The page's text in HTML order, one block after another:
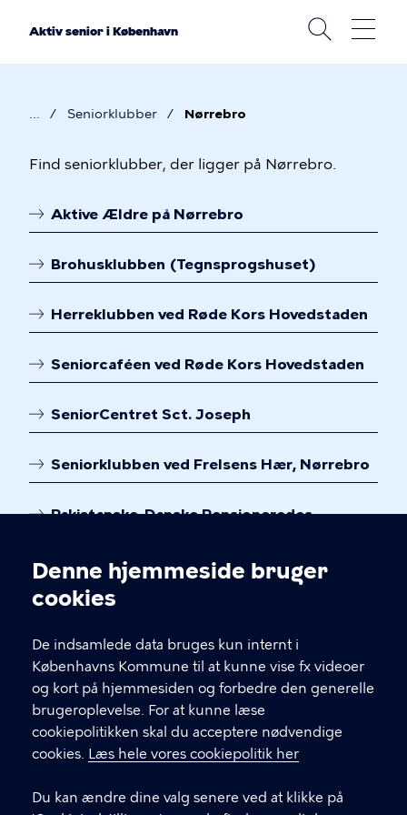
Cookieindstillinger
Denne hjemmeside bruger
cookies
De indsamlede data bruges kun internt i
Københavns Kommune til at kunne vise fx videoer
og kort på hjemmesiden og forbedre den generelle
brugeroplevelse. For at kunne læse
cookiepolitikken skal du acceptere nødvendige
cookies. Læs hele vores cookiepolitik her
Du kan ændre dine valg senere ved at klikke på
Aktiv senior i København
Seniorklubber Nørrebro
Seniorklubber
Nørrebro
Find seniorklubber, der ligger på Nørrebro.
Aktive Ældre på Nørrebro
Brohusklubben (Tegnsprogshuset)
Herreklubben ved Røde Kors Hovedstaden
Seniorcaféen ved Røde Kors Hovedstaden
SeniorCentret Sct. Joseph
Seniorklubben ved Frelsens Hær, Nørrebro
Pakistanske-Danske Pensioneredes
Aktiv senior i København
Sundheds- og Omsorgsforvaltningen